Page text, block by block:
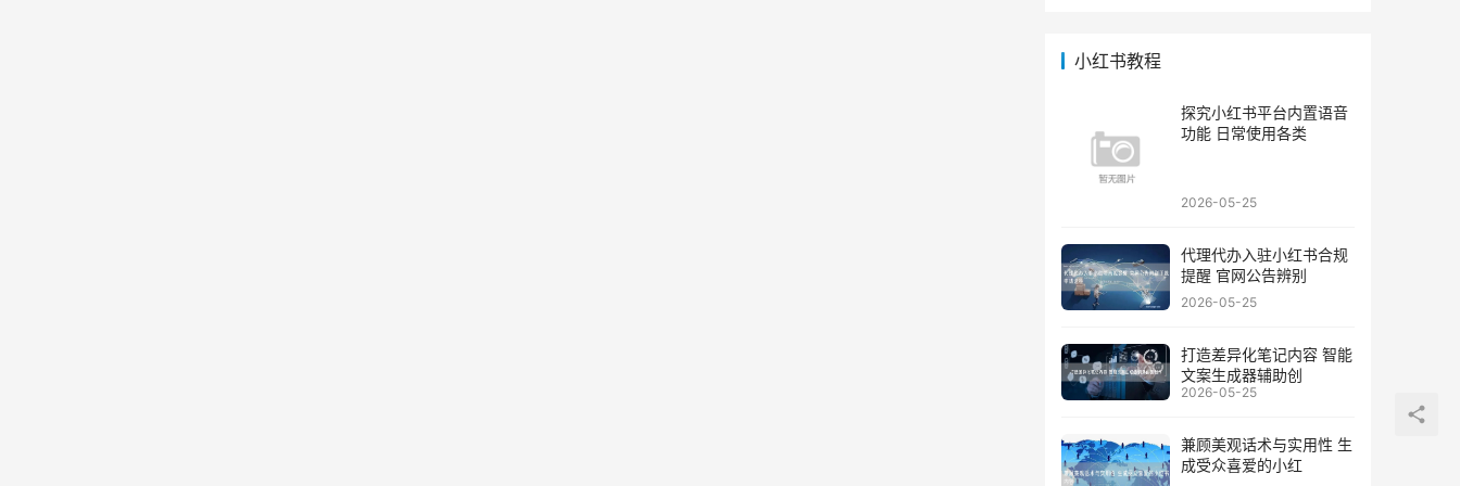
小红书教程
探究小红书平台内置语音
功能 日常使用各类
2026-05-25
代理代办入驻小红书合规
提醒 官网公告辨别
2026-05-25
打造差异化笔记内容 智能
文案生成器辅助创
2026-05-25
兼顾美观话术与实用性 生
成受众喜爱的小红